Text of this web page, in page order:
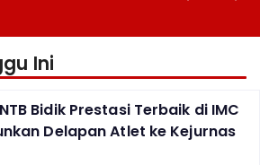
Berlaga Besok di Bekasi
Ini
Bidik Prestasi Terbaik di IMC
Delapan Atlet ke Kejurnas